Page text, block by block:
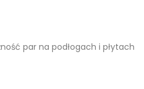
par na podłogach i płytach